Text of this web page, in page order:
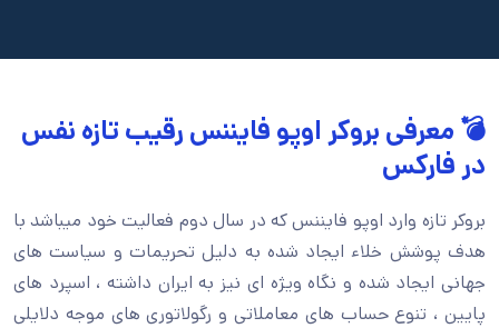
💣 معرفی بروکر اوپو فایننس رقیب تازه نفس
در فارکس
بروکر تازه وارد اوپو فایننس که در سال دوم فعالیت خود میباشد با
هدف پوشش خلاء ایجاد شده به دلیل تحریمات و سیاست های
جهانی ایجاد شده و نگاه ویژه ای نیز به ایران داشته ، اسپرد های
پایین ، تنوع حساب های معاملاتی و رگولاتوری های موجه دلایلی